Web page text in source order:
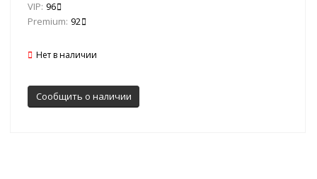
VIP: 96
Premium: 92
Нет в наличии
Сообщить о наличии